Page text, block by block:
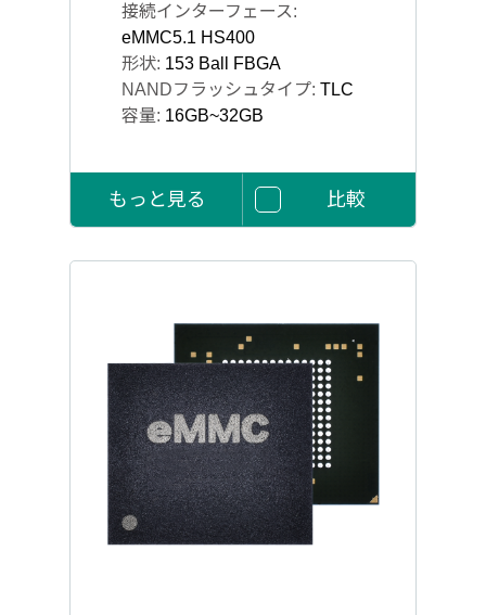
接続インターフェース:
eMMC5.1 HS400
形状: 153 Ball FBGA
NANDフラッシュタイプ: TLC
容量: 16GB~32GB
もっと見る 比較